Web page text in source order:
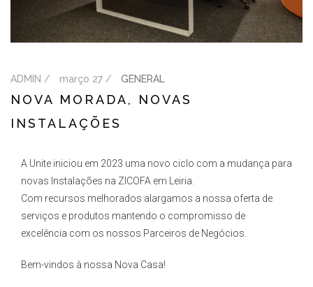
ADMIN / março 27 / GENERAL
NOVA MORADA, NOVAS
INSTALAÇÕES
A Unite iniciou em 2023 uma novo ciclo com a mudança para
novas Instalações na ZICOFA em Leiria.
Com recursos melhorados alargamos a nossa oferta de
serviços e produtos mantendo o compromisso de
excelência com os nossos Parceiros de Negócios.
Bem-vindos à nossa Nova Casa!